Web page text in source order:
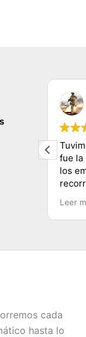
fue la
los
Chile.
Leer
cada
hasta lo